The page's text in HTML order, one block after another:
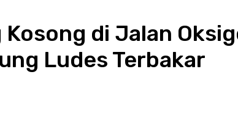
di Jalan
Ludes Terbakar